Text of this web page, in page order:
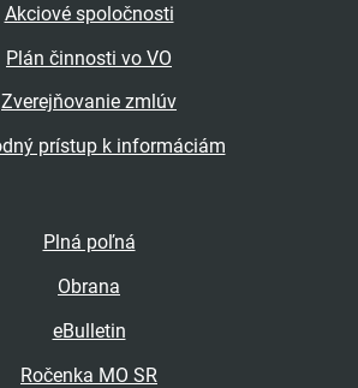
Akciové spoločnosti
Plán činnosti vo VO
Zverejňovanie zmlúv
prístup k informáciám
Plná poľná
Obrana
eBulletin
Ročenka MO SR